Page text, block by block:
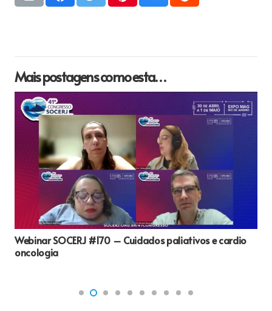
Mais postagens como esta…
Webinar SOCERJ #170 – Cuidados paliativos e cardio
oncologia